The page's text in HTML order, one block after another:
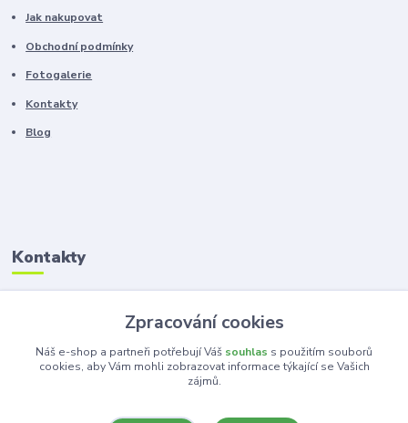
Jak nakupovat
Obchodní podmínky
Fotogalerie
Kontakty
Blog
Kontakty
Zákaznická podpora
+420 603 100 966
(Po-Pá, 8-16 hod.)
Zpracování cookies
Náš e-shop a partneři potřebují Váš souhlas s použitím souborů
cookies, aby Vám mohli zobrazovat informace týkající se Vašich
zájmů.